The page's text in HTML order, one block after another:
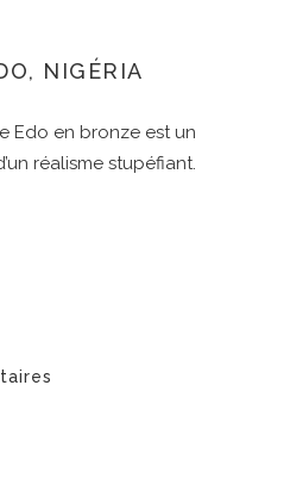
NIGÉRIA
Edo en bronze est un
réalisme stupéfiant.